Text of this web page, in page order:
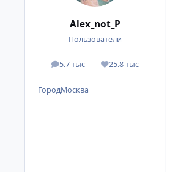
Alex_not_P
Пользователи
5.7 тыс
сообщения25.8 тыс
Репутация
ГородМосква